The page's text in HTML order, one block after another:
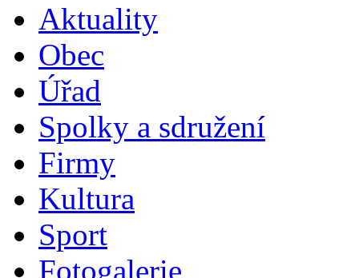
Aktuality
Obec
Úřad
Spolky a sdružení
Firmy
Kultura
Sport
Fotogalerie